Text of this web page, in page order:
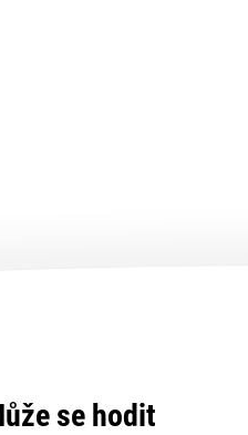
se hodit